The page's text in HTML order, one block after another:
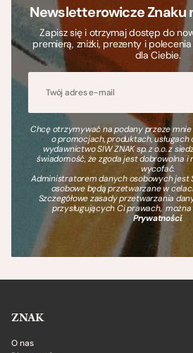
Newsletterowicze Znaku
Zapisz się i otrzymaj dostęp do
premierą, zniżki, prezenty i
dla Ciebie.
Chcę otrzymywać na podany przeze
o promocjach, produktach,
wydawnictwo SIW ZNAK sp. z o.o. z
świadomość, że zgoda jest dobrowolna i
wycofać.
Administratorem danych osobowych jest
osobowe będą przetwarzane w
Szczegółowe zasady przetwarzania
przysługujących Ci prawach,
Prywatności.
ZNAK
O nas